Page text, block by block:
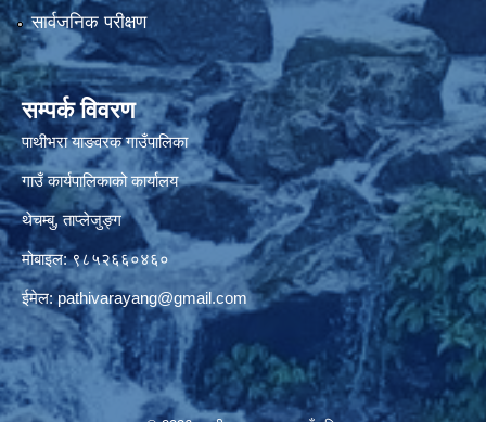
सार्वजनिक परीक्षण
सम्पर्क विवरण
पाथीभरा याङवरक गाउँपालिका
गाउँ कार्यपालिकाको कार्यालय
थेचम्बु, ताप्लेजुङ्ग
मोबाइल: ९८५२६६०४६०
ईमेल:pathivarayang@gmail.com